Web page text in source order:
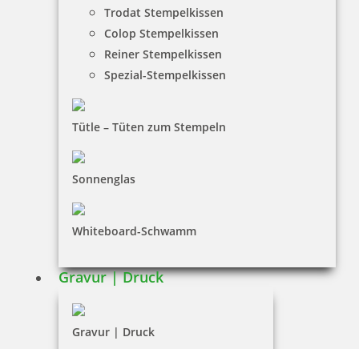
Trodat Stempelkissen
Colop Stempelkissen
Reiner Stempelkissen
Spezial-Stempelkissen
Tütle – Tüten zum Stempeln
Sonnenglas
Whiteboard-Schwamm
Gravur | Druck
Gravur | Druck
Versandinformationen
Zahlungsbedingungen
Bestellhinweise
INFORMATIONEN
Impressum
Widerruf
Barrierefreiheit